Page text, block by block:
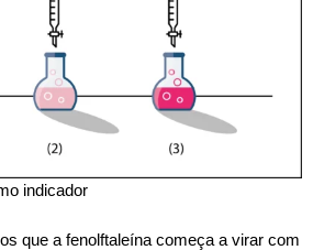
indicador
que a fenolftaleína começa a virar com